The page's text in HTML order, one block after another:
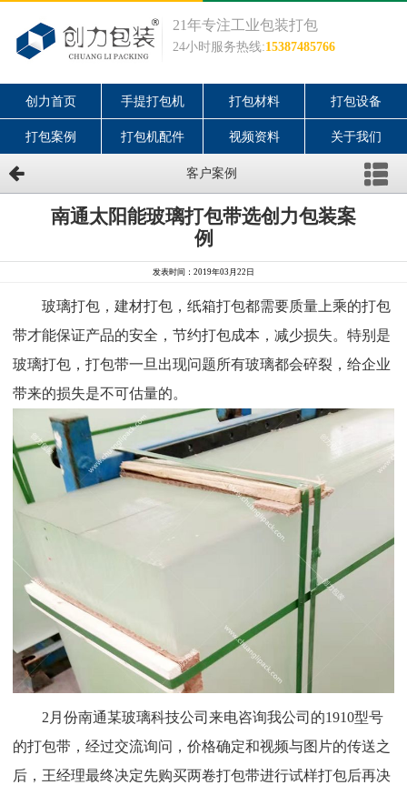
21年专注工业包装打包
24小时服务热线:15387485766
创力首页 手提打包机 打包材料 打包设备
打包案例 打包机配件 视频资料 关于我们
客户案例
南通太阳能玻璃打包带选创力包装案
例
发表时间：2019年03月22日
玻璃打包，建材打包，纸箱打包都需要质量上乘的打包
带才能保证产品的安全，节约打包成本，减少损失。特别是
玻璃打包，打包带一旦出现问题所有玻璃都会碎裂，给企业
带来的损失是不可估量的。
2月份南通某玻璃科技公司来电咨询我公司的1910型号
的打包带，经过交流询问，价格确定和视频与图片的传送之
后，王经理最终决定先购买两卷打包带进行试样打包后再决